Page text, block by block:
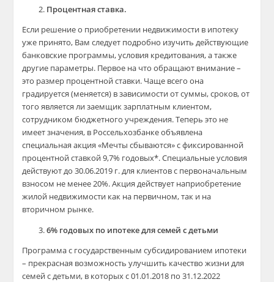
Процентная ставка.
Если решение о приобретении недвижимости в ипотеку
уже принято, Вам следует подробно изучить действующие
банковские программы, условия кредитования, а также
другие параметры. Первое на что обращают внимание –
это размер процентной ставки. Чаще всего она
градируется (меняется) в зависимости от суммы, сроков, от
того является ли заемщик зарплатным клиентом,
сотрудником бюджетного учреждения. Теперь это не
имеет значения, в Россельхозбанке объявлена
специальная акция «Мечты сбываются» с фиксированной
процентной ставкой 9,7% годовых*. Специальные условия
действуют до 30.06.2019 г. для клиентов с первоначальным
взносом не менее 20%. Акция действует наприобретение
жилой недвижимости как на первичном, так и на
вторичном рынке.
6% годовых по ипотеке для семей с детьми
Программа с государственным субсидированием ипотеки
– прекрасная возможность улучшить качество жизни для
семей с детьми, в которых с 01.01.2018 по 31.12.2022